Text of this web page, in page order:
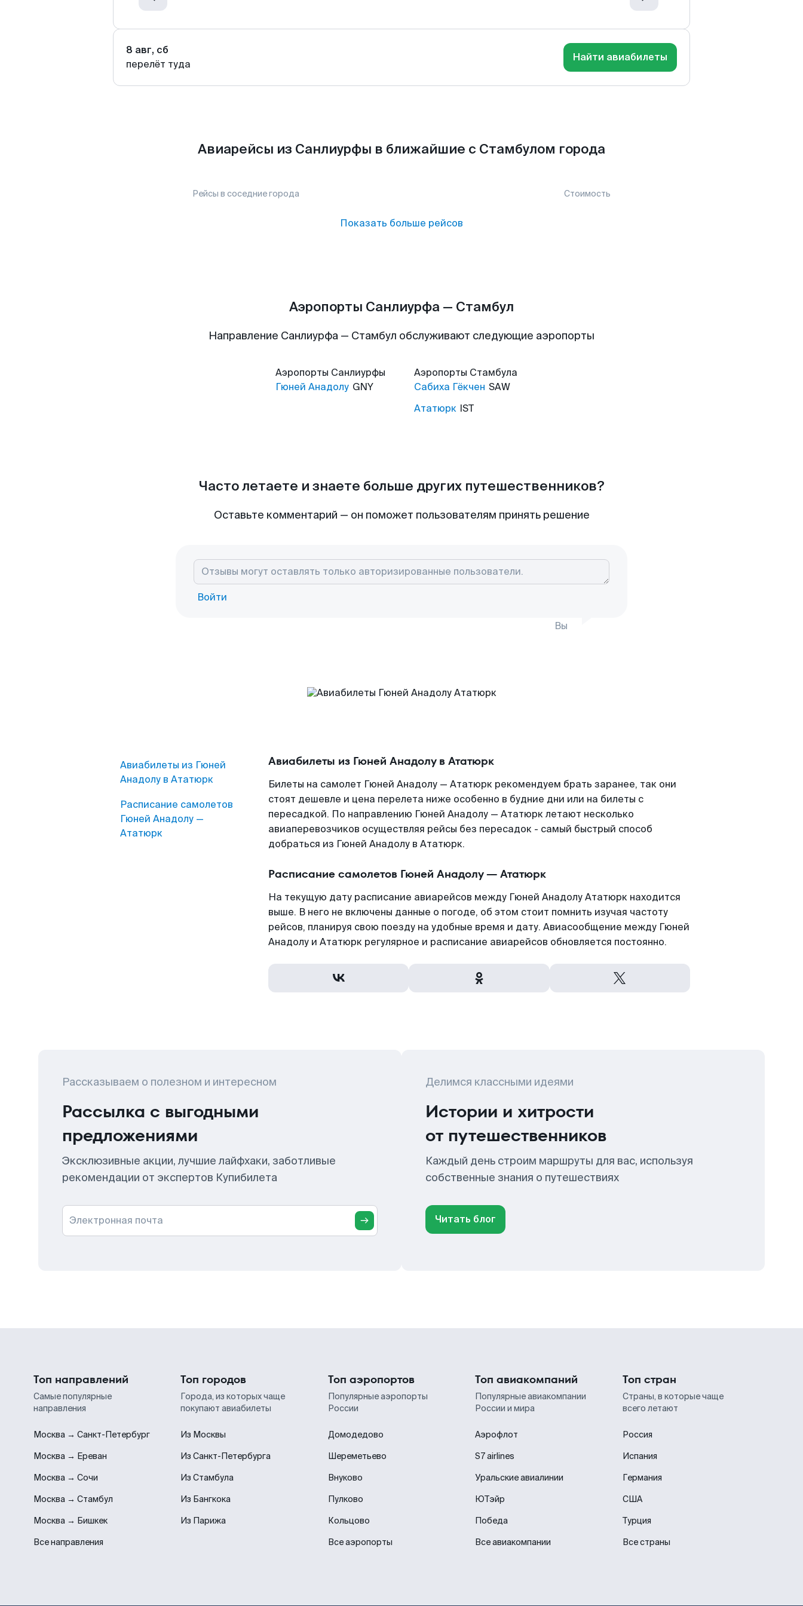
8 авг, сб
перелёт туда
Найти авиабилеты
Авиарейсы из Санлиурфы в ближайшие с Стамбулом города
Рейсы в соседние города Стоимость
Показать больше рейсов
Аэропорты Санлиурфа — Стамбул
Направление Санлиурфа — Стамбул обслуживают следующие аэропорты
Аэропорты Санлиурфы
Гюней Анадолу GNY
Аэропорты Стамбула
Сабиха Гёкчен SAW
Ататюрк IST
Часто летаете и знаете больше других путешественников?
Оставьте комментарий — он поможет пользователям принять решение
Войти
Вы
Авиабилеты из Гюней
Анадолу в Ататюрк
Расписание самолетов
Гюней Анадолу —
Ататюрк
Авиабилеты из Гюней Анадолу в Ататюрк
Билеты на самолет Гюней Анадолу — Ататюрк рекомендуем брать заранее, так они
стоят дешевле и цена перелета ниже особенно в будние дни или на билеты с
пересадкой. По направлению Гюней Анадолу — Ататюрк летают несколько
авиаперевозчиков осуществляя рейсы без пересадок - самый быстрый способ
добраться из Гюней Анадолу в Ататюрк.
Расписание самолетов Гюней Анадолу — Ататюрк
На текущую дату расписание авиарейсов между Гюней Анадолу Ататюрк находится
выше. В него не включены данные о погоде, об этом стоит помнить изучая частоту
рейсов, планируя свою поезду на удобные время и дату. Авиасообщение между Гюней
Анадолу и Ататюрк регулярное и расписание авиарейсов обновляется постоянно.
Рассказываем о полезном и интересном
Рассылка с выгодными
предложениями
Эксклюзивные акции, лучшие лайфхаки, заботливые
рекомендации от экспертов Купибилета
Электронная почта
Делимся классными идеями
Истории и хитрости
от путешественников
Каждый день строим маршруты для вас, используя
собственные знания о путешествиях
Читать блог
Топ направлений
Самые популярные
направления
Москва → Санкт-Петербург
Москва → Ереван
Москва → Сочи
Москва → Стамбул
Москва → Бишкек
Все направления
Топ городов
Города, из которых чаще
покупают авиабилеты
Из Москвы
Из Санкт-Петербурга
Из Стамбула
Из Бангкока
Из Парижа
Топ аэропортов
Популярные аэропорты
России
Домодедово
Шереметьево
Внуково
Пулково
Кольцово
Все аэропорты
Топ авиакомпаний
Популярные авиакомпании
России и мира
Аэрофлот
S7 airlines
Уральские авиалинии
ЮТэйр
Победа
Все авиакомпании
Топ стран
Страны, в которые чаще
всего летают
Россия
Испания
Германия
США
Турция
Все страны